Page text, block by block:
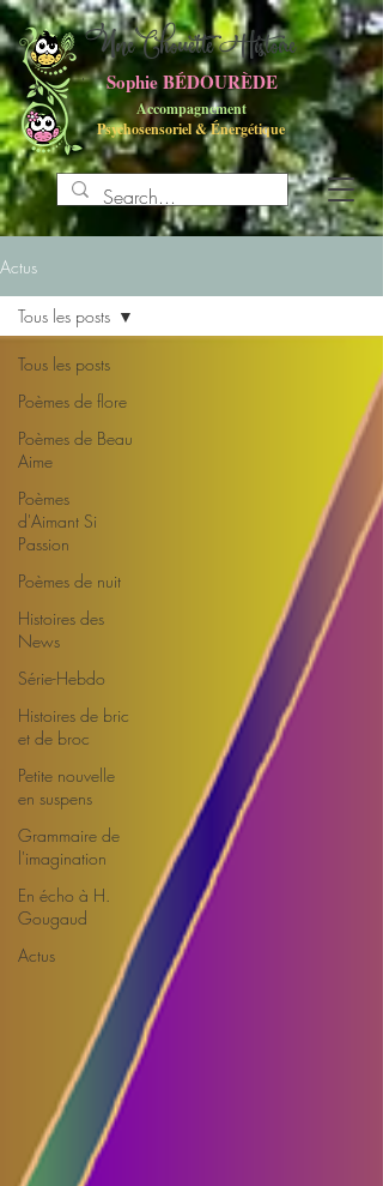
Accompagnement
Psychosensoriel&Énergétique
Sophie BÉDOURÈDE
UneChouette Histoire
Actus
Tous les posts
Poèmes de flore
Poèmes de Beau
Aime
Poèmes
d'Aimant Si
Passion
Poèmes de nuit
Histoires des
News
Série-Hebdo
Histoires de bric
et de broc
Petite nouvelle
en suspens
Grammaire de
l'imagination
En écho à H.
Gougaud
Actus
Tous les posts